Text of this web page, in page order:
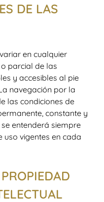
DE LAS
en cualquier
parcial de las
y accesibles al pie
navegación por la
las condiciones de
constante y
entenderá siempre
uso vigentes en cada